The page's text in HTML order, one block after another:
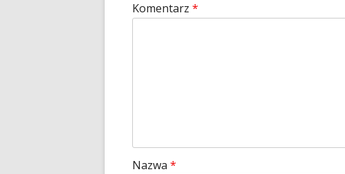
Komentarz *
Nazwa *